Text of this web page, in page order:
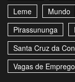
Leme
Mundo
Pirassununga
Santa Cruz da
Vagas de Emprego